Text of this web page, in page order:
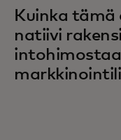
Kuinka tämä
natiivi rakensi